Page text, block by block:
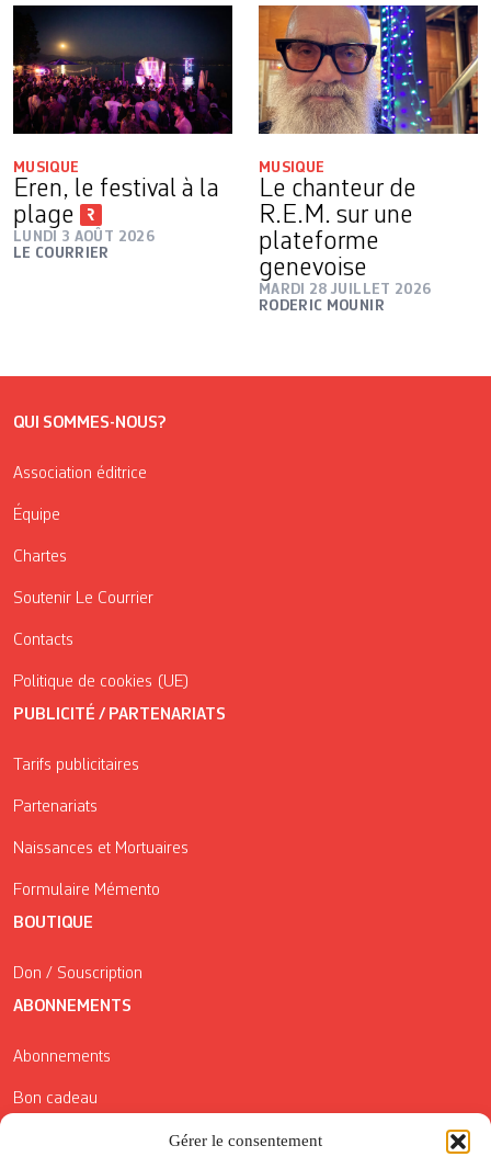
Gérer le consentement
MUSIQUE
Eren, le festival à la
plage
LUNDI 3 AOÛT 2026
LE COURRIER
MUSIQUE
Le chanteur de
R.E.M. sur une
plateforme
genevoise
MARDI 28 JUILLET 2026
RODERIC MOUNIR
QUI SOMMES-NOUS?
Association éditrice
Équipe
Chartes
Soutenir Le Courrier
Contacts
Politique de cookies (UE)
PUBLICITÉ / PARTENARIATS
Tarifs publicitaires
Partenariats
Naissances et Mortuaires
Formulaire Mémento
BOUTIQUE
Don / Souscription
ABONNEMENTS
Abonnements
Bon cadeau
Conditions générales de vente